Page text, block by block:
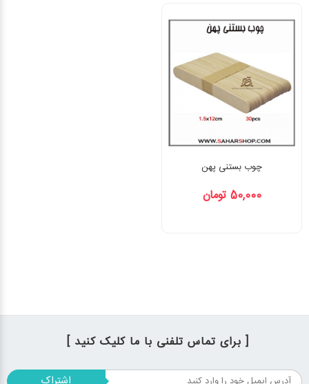
چوب بستنی پهن
50,000 تومان
[ برای تماس تلفنی با ما کلیک کنید ]